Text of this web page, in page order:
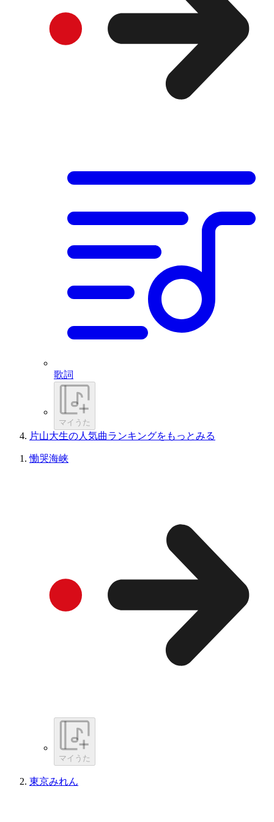
歌詞
マイうた
片山大生の人気曲ランキングをもっとみる
慟哭海峡
マイうた
東京みれん